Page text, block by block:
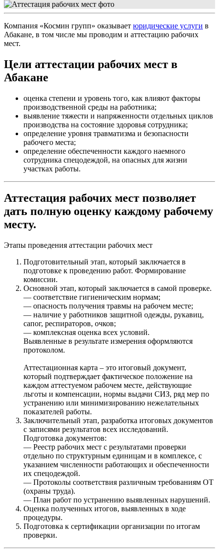
Компания «Космин групп» оказывает юридические услуги в
Абакане, в том числе мы проводим и аттестацию рабочих
мест.
Цели аттестации рабочих мест в
Абакане
оценка степени и уровень того, как влияют факторы
производственной среды на работника;
выявление тяжести и напряженности отдельных циклов
производства на состояние здоровья сотрудника;
определение уровня травматизма и безопасности
рабочего места;
определение обеспеченности каждого наемного
сотрудника спецодеждой, на опасных для жизни
участках работы.
Аттестация рабочих мест позволяет
дать полную оценку каждому рабочему
месту.
Этапы проведения аттестации рабочих мест
Подготовительный этап, который заключается в
подготовке к проведению работ. Формирование
комиссии.
Основной этап, который заключается в самой проверке.
— соответствие гигиеническим нормам;
— опасность получения травмы на рабочем месте;
— наличие у работников защитной одежды, рукавиц,
сапог, респираторов, очков;
— комплексная оценка всех условий.
Выявленные в результате измерения оформляются
протоколом.
Аттестационная карта – это итоговый документ,
который подтверждает фактическое положение на
каждом аттестуемом рабочем месте, действующие
льготы и компенсации, нормы выдачи СИЗ, ряд мер по
устранению или минимизированию нежелательных
показателей работы.
Заключительный этап, разработка итоговых документов
с записями результатов всех исследований.
Подготовка документов:
— Реестр рабочих мест с результатами проверки
отдельно по структурным единицам и в комплексе, с
указанием численности работающих и обеспеченности
их спецодеждой.
— Протоколы соответствия различным требованиям ОТ
(охраны труда).
— План работ по устранению выявленных нарушений.
Оценка полученных итогов, выявленных в ходе
процедуры.
Подготовка к сертификации организации по итогам
проверки.